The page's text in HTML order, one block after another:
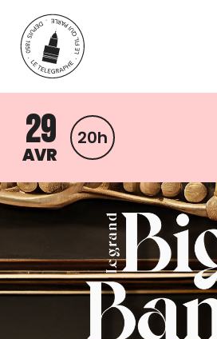
Aller au contenu principal
29
AVR
20h